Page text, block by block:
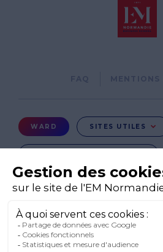
Menu
Ward
WARD SITES UTILES
CHANGER DE PAYS
EN-IE
EN-IN
CO-UK